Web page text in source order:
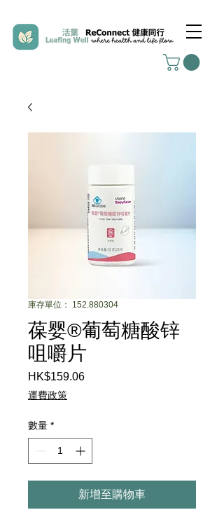
庫存單位： 152.880304
葆婴®葡萄糖酸锌
咀嚼片
HK$159.06價
運費政策
數量 *
新增至購物車